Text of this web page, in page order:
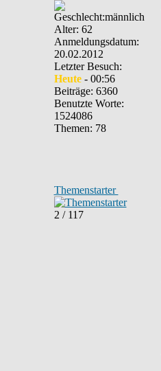
Alter: 62
Anmeldungsdatum:
20.02.2012
Letzter Besuch:
Heute- 00:56
Beiträge: 6360
Benutzte Worte:
1524086
Themen: 78
Themenstarter
2 / 117